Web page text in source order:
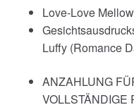
Love-Love
Luffy (Romance
ANZAHLUNG
VOLLSTÄNDIGE